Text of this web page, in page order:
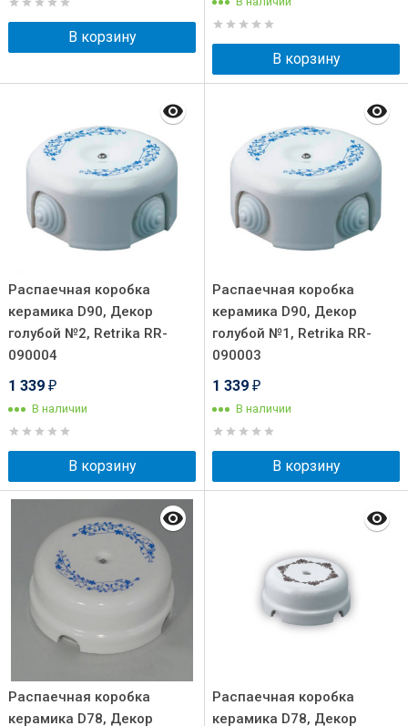
В корзину
В корзину
Распаечная коробка
керамика D90, Декор
голубой №2, Retrika RR-
090004
1 339 ₽
В наличии
В корзину
Распаечная коробка
керамика D90, Декор
голубой №1, Retrika RR-
090003
1 339 ₽
В наличии
В корзину
Распаечная коробка
керамика D78, Декор
Распаечная коробка
керамика D78, Декор